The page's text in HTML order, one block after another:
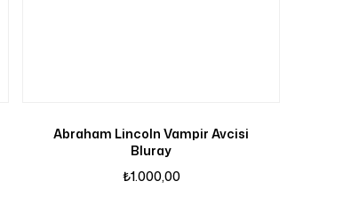
Abraham Lincoln Vampir Avcisi
Bluray
₺1.000,00